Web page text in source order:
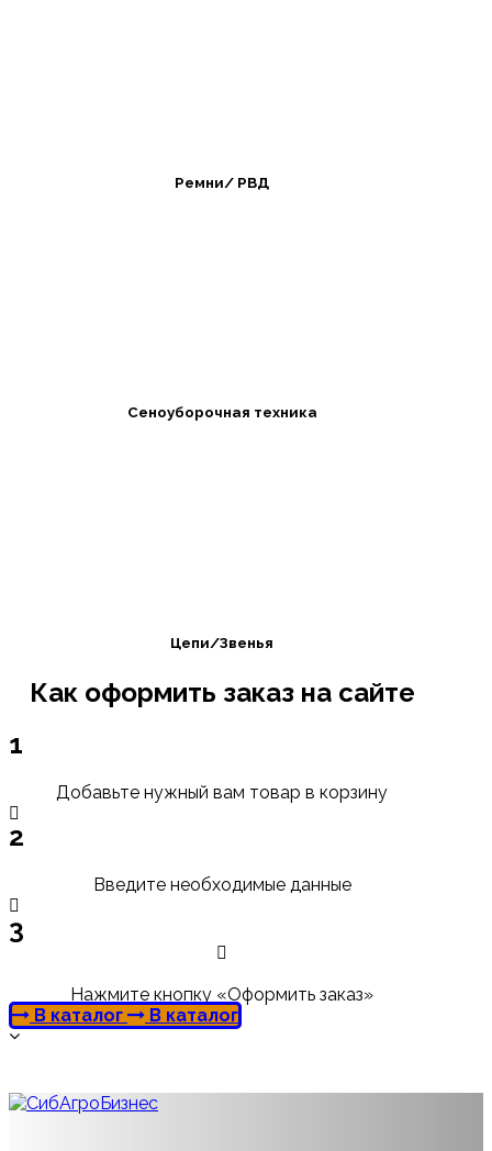
Ремни/ РВД
Сеноуборочная техника
Цепи/Звенья
Как оформить заказ на сайте
1
Добавьте нужный вам товар в корзину
2
Введите необходимые данные
3
Нажмите кнопку «Оформить заказ»
В каталог
В каталог